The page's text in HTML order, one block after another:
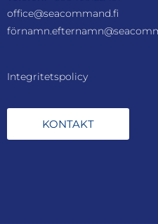
office@seacommand.fi
Integritetspolicy
KONTAKT